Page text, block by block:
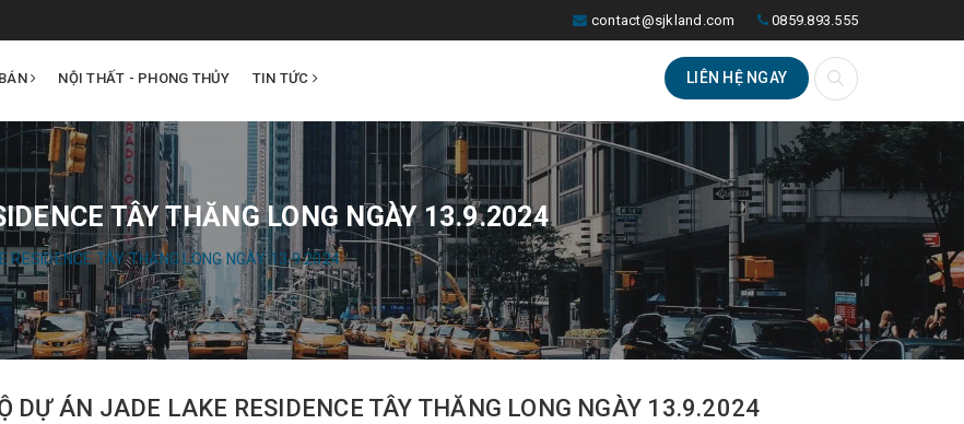
0859.893.555
contact@sjkland.com
NỘI THẤT - PHONG THỦY TIN TỨC LIÊN HỆ NGAY
TÂY THĂNG LONG NGÀY 13.9.2024
RESIDENCE TÂY THĂNG LONG NGÀY 13.9.2024
DỰ ÁN JADE LAKE RESIDENCE TÂY THĂNG LONG NGÀY 13.9.2024